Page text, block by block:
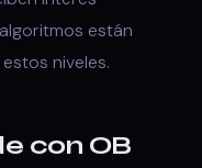
están
niveles.
con OB